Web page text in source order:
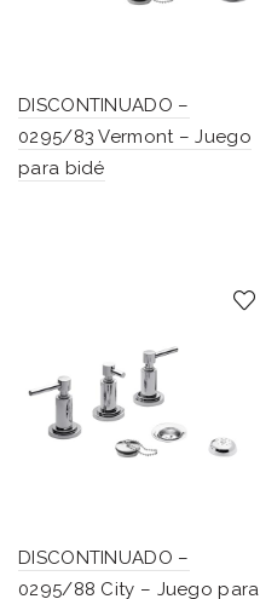
DISCONTINUADO –
0295/83 Vermont – Juego
para bidé
DISCONTINUADO –
0295/88 City – Juego para